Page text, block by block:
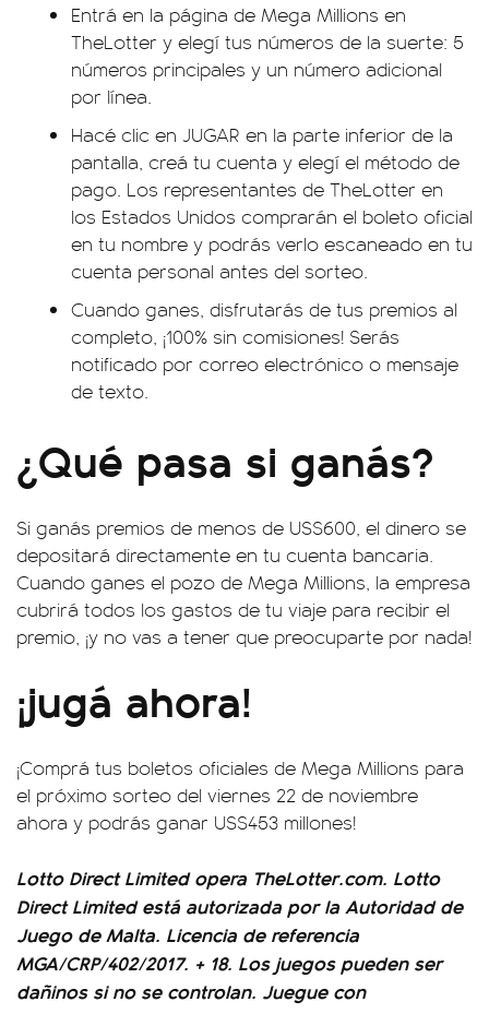
Entrá en la página de Mega Millions en
TheLotter y elegí tus números de la suerte: 5
números principales y un número adicional
por línea.
Hacé clic en JUGAR en la parte inferior de la
pantalla, creá tu cuenta y elegí el método de
pago. Los representantes de TheLotter en
los Estados Unidos comprarán el boleto oficial
en tu nombre y podrás verlo escaneado en tu
cuenta personal antes del sorteo.
Cuando ganes, disfrutarás de tus premios al
completo, ¡100% sin comisiones! Serás
notificado por correo electrónico o mensaje
de texto.
¿Qué pasa si ganás?
Si ganás premios de menos de US$600, el dinero se
depositará directamente en tu cuenta bancaria.
Cuando ganes el pozo de Mega Millions, la empresa
cubrirá todos los gastos de tu viaje para recibir el
premio, ¡y no vas a tener que preocuparte por nada!
¡jugá ahora!
¡Comprá tus boletos oficiales de Mega Millions para
el próximo sorteo del viernes 22 de noviembre
ahora y podrás ganar US$453 millones!
Lotto Direct Limited opera TheLotter.com. Lotto
Direct Limited está autorizada por la Autoridad de
Juego de Malta. Licencia de referencia
MGA/CRP/402/2017. + 18. Los juegos pueden ser
dañinos si no se controlan. Juegue con